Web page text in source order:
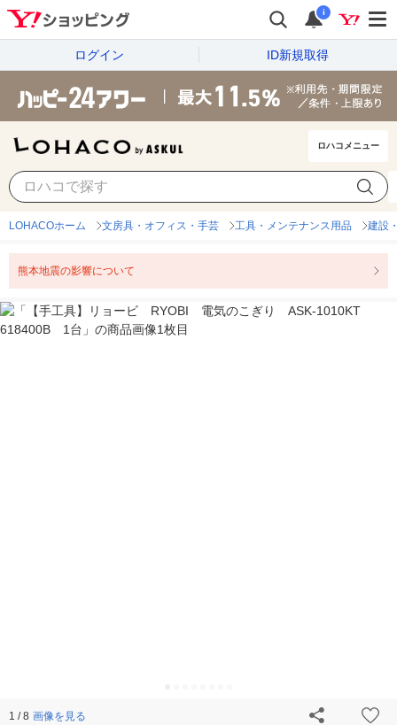
i
ログイン ID新規取得
ロハコメニュー
LOHACOホーム 文房具・オフィス・手芸 工具・メンテナンス用品 建設
熊本地震の影響について
1 / 8 画像を見る